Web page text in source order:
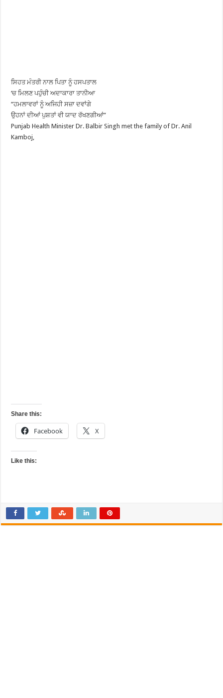
ਸਿਹਤ ਮੰਤਰੀ ਨਾਲ ਪਿਤਾ ਨੂੰ ਹਸਪਤਾਲ
‘ਚ ਮਿਲਣ ਪਹੁੰਚੀ ਅਦਾਕਾਰਾ ਤਾਨੀਆ
“ਹਮਲਾਵਰਾਂ ਨੂੰ ਅਜਿਹੀ ਸਜ਼ਾ ਦਵਾਂਗੇ
ਉਹਨਾਂ ਦੀਆਂ ਪੁਸ਼ਤਾਂ ਵੀ ਯਾਦ ਰੱਖਣਗੀਆਂ”
Punjab Health Minister Dr. Balbir Singh met the family of Dr. Anil
Kamboj,
Share this:
Facebook X
Like this: